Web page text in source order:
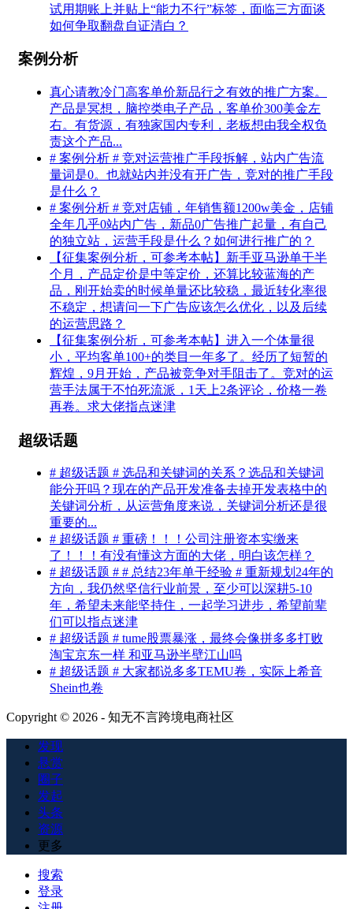
试用期账上并贴上“能力不行”标签，面临三方面谈
如何争取翻盘自证清白？
案例分析
真心请教冷门高客单价新品行之有效的推广方案。
产品是冥想，脑控类电子产品，客单价300美金左
右。有货源，有独家国内专利，老板想由我全权负
责这个产品...
# 案例分析 # 竞对运营推广手段拆解，站内广告流
量词是0。也就站内并没有开广告，竞对的推广手段
是什么？
# 案例分析 # 竞对店铺，年销售额1200w美金，店铺
全年几乎0站内广告，新品0广告推广起量，有自己
的独立站，运营手段是什么？如何进行推广的？
【征集案例分析，可参考本帖】新手亚马逊单干半
个月，产品定价是中等定价，还算比较蓝海的产
品，刚开始卖的时候单量还比较稳，最近转化率很
不稳定，想请问一下广告应该怎么优化，以及后续
的运营思路？
【征集案例分析，可参考本帖】进入一个体量很
小，平均客单100+的类目一年多了。经历了短暂的
辉煌，9月开始，产品被竞争对手阻击了。竞对的运
营手法属于不怕死流派，1天上2条评论，价格一卷
再卷。求大佬指点迷津
超级话题
# 超级话题 # 选品和关键词的关系？选品和关键词
能分开吗？现在的产品开发准备去掉开发表格中的
关键词分析，从运营角度来说，关键词分析还是很
重要的...
# 超级话题 # 重磅！！！公司注册资本实缴来
了！！！有没有懂这方面的大佬，明白该怎样？
# 超级话题 # # 总结23年单干经验 # 重新规划24年的
方向，我仍然坚信行业前景，至少可以深耕5-10
年，希望未来能坚持住，一起学习进步，希望前辈
们可以指点迷津
# 超级话题 # tume股票暴涨，最终会像拼多多打败
淘宝京东一样 和亚马逊半壁江山吗
# 超级话题 # 大家都说多多TEMU卷，实际上希音
Shein也卷
Copyright © 2026 - 知无不言跨境电商社区
发现
悬赏
圈子
发起
头条
资源
更多
搜索
登录